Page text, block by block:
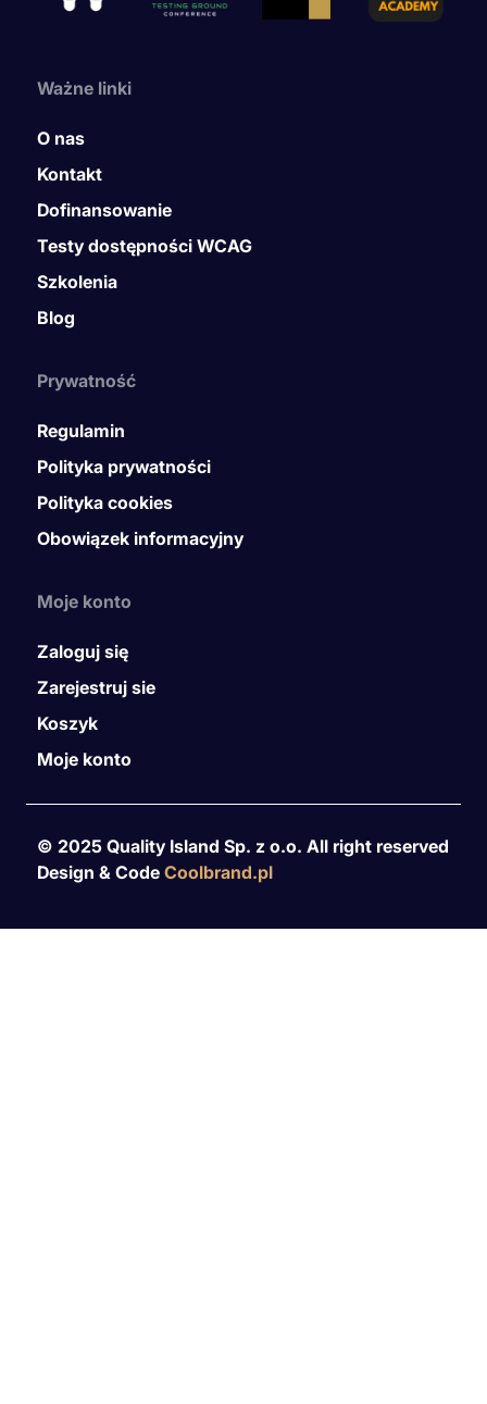
Ważne linki
O nas
Kontakt
Dofinansowanie
Testy dostępności WCAG
Szkolenia
Blog
Prywatność
Regulamin
Polityka prywatności
Polityka cookies
Obowiązek informacyjny
Moje konto
Zaloguj się
Zarejestruj sie
Koszyk
Moje konto
© 2025 Quality Island Sp. z o.o. All right reserved
Design & Code Coolbrand.pl